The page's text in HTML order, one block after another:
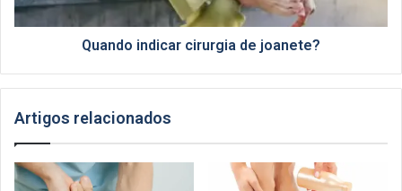
Quando indicar cirurgia de joanete?
Artigos relacionados